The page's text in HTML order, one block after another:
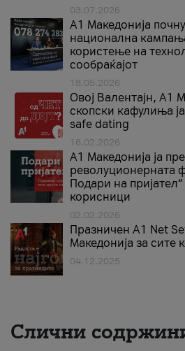
03.07.2026
A1 Македонија
национална
користење на
сообраќајот
18.05.2026
Овој Валентајн, A1
скопски кафулиња
safe dating
16.02.2026
А1 Македонија ја
револуционерната
Подари на
корисници
02.02.2026
Празничен A1 Net
Македонија за сите
04.12.2025
Слични